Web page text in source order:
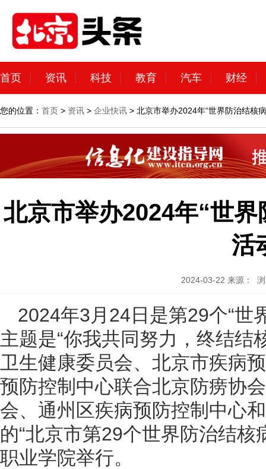
首页 资讯 科技 教育 汽车 财经
您的位置： 首页 > 资讯 > 企业快讯 > 北京市举办2024年“世界防治结核
北京市举办2024年“世
活
2024-03-22 来源：
2024年3月24日是第29个“世
主题是“你我共同努力，终结结
卫生健康委员会、北京市疾病
预防控制中心联合北京防痨协
会、通州区疾病预防控制中心
的“北京市第29个世界防治结
职业学院举行。